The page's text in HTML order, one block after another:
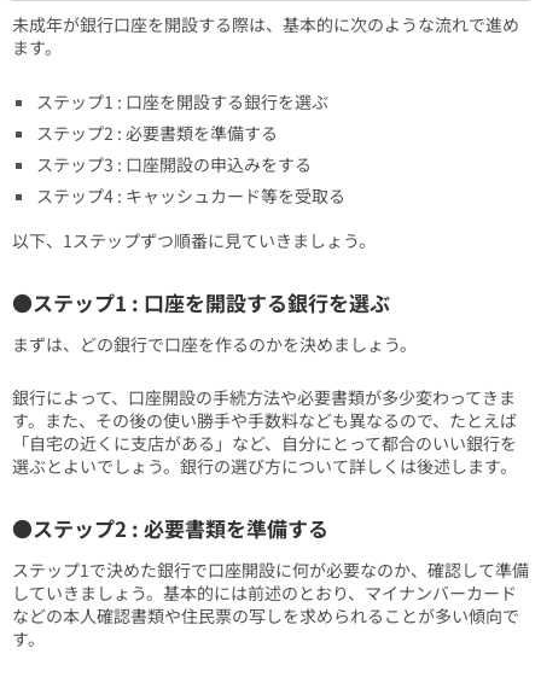
未成年が銀行口座を開設する際は、基本的に次のような流れで進め
ます。
ステップ1 : 口座を開設する銀行を選ぶ
ステップ2 : 必要書類を準備する
ステップ3 : 口座開設の申込みをする
ステップ4 : キャッシュカード等を受取る
以下、1ステップずつ順番に見ていきましょう。
●ステップ1 : 口座を開設する銀行を選ぶ
まずは、どの銀行で口座を作るのかを決めましょう。
銀行によって、口座開設の手続方法や必要書類が多少変わってきま
す。また、その後の使い勝手や手数料なども異なるので、たとえば
「自宅の近くに支店がある」など、自分にとって都合のいい銀行を
選ぶとよいでしょう。銀行の選び方について詳しくは後述します。
●ステップ2 : 必要書類を準備する
ステップ1で決めた銀行で口座開設に何が必要なのか、確認して準備
していきましょう。基本的には前述のとおり、マイナンバーカード
などの本人確認書類や住民票の写しを求められることが多い傾向で
す。